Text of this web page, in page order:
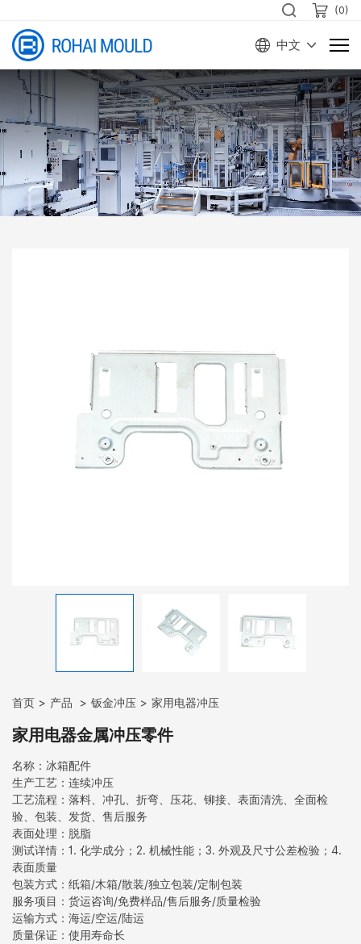
(0)
中文
首页 产品 钣金冲压 家用电器冲压
家用电器金属冲压零件
名称：冰箱配件
生产工艺：连续冲压
工艺流程：落料、冲孔、折弯、压花、铆接、表面清洗、全面检
验、包装、发货、售后服务
表面处理：脱脂
测试详情：1. 化学成分；2. 机械性能；3. 外观及尺寸公差检验；4.
表面质量
包装方式：纸箱/木箱/散装/独立包装/定制包装
服务项目：货运咨询/免费样品/售后服务/质量检验
运输方式：海运/空运/陆运
质量保证：使用寿命长